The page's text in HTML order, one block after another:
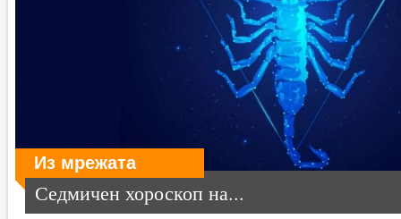
Из мрежата
Седмичен хороскоп на...